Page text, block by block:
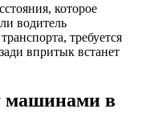
которое
водитель
требуется
впритык встанет
машинами в